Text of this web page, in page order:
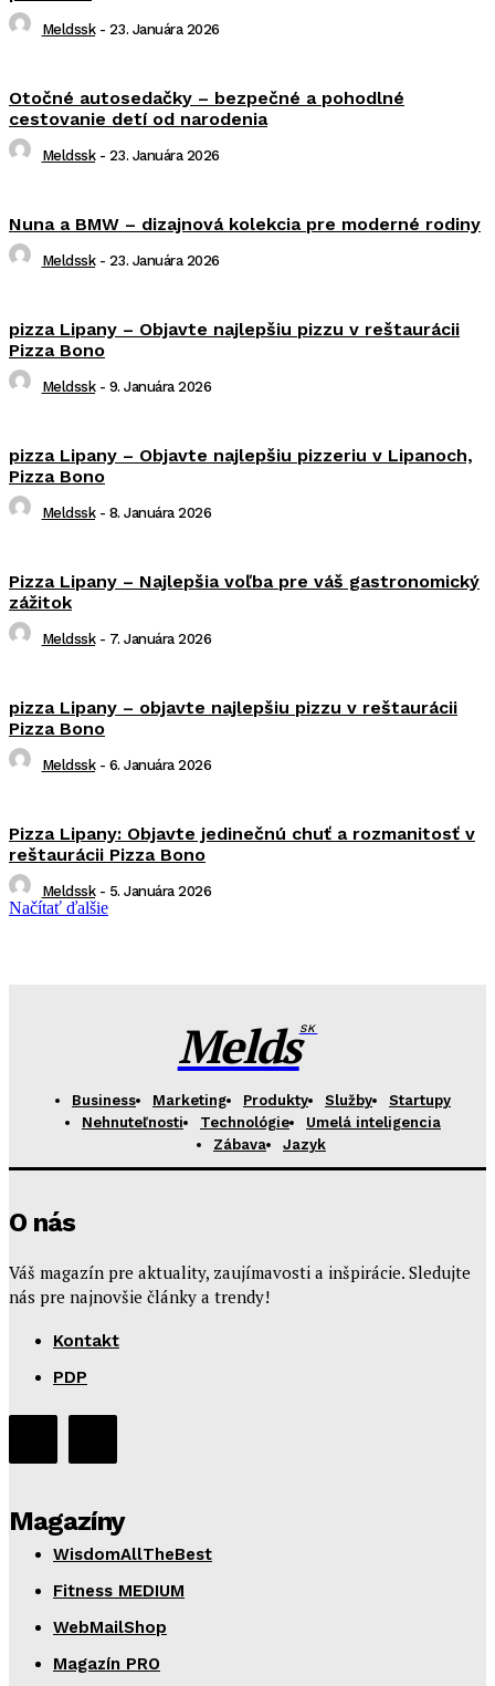
Meldssk - 23. Januára 2026
Otočné autosedačky – bezpečné a pohodlné
cestovanie detí od narodenia
Meldssk - 23. Januára 2026
Nuna a BMW – dizajnová kolekcia pre moderné rodiny
Meldssk - 23. Januára 2026
pizza Lipany – Objavte najlepšiu pizzu v reštaurácii
Pizza Bono
Meldssk - 9. Januára 2026
pizza Lipany – Objavte najlepšiu pizzeriu v Lipanoch,
Pizza Bono
Meldssk - 8. Januára 2026
Pizza Lipany – Najlepšia voľba pre váš gastronomický
zážitok
Meldssk - 7. Januára 2026
pizza Lipany – objavte najlepšiu pizzu v reštaurácii
Pizza Bono
Meldssk - 6. Januára 2026
Pizza Lipany: Objavte jedinečnú chuť a rozmanitosť v
reštaurácii Pizza Bono
Meldssk - 5. Januára 2026
Načítať ďalšie
MeldsSK
Business Marketing Produkty Služby
Startupy
Nehnuteľnosti
Technológie
Umelá inteligencia
Zábava
Jazyk
O nás
Váš magazín pre aktuality, zaujímavosti a inšpirácie. Sledujte
nás pre najnovšie články a trendy!
Kontakt
PDP
Magazíny
WisdomAllTheBest
Fitness MEDIUM
WebMailShop
Magazín PRO